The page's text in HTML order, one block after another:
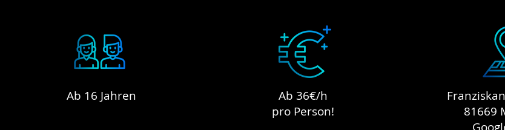
Ab 16 Jahren
Ab 36€/h
pro Person!
81669